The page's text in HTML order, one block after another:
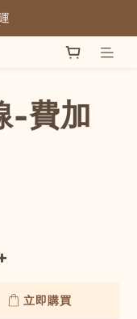
假日
-費加
立即購買